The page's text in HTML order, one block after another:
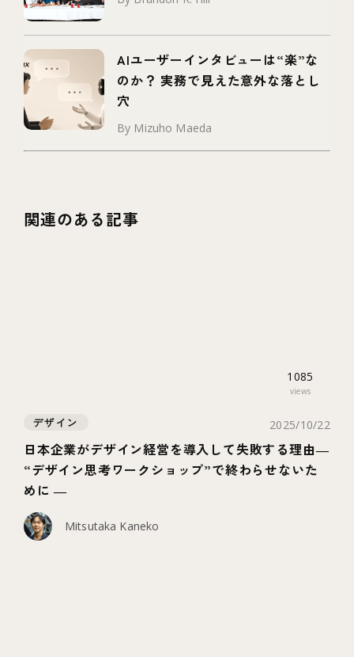
AIユーザーインタビューは“楽”な
のか？ 実務で見えた意外な落とし
穴
By Mizuho Maeda
関連のある記事
1085
views
デザイン 2025/10/22
日本企業がデザイン経営を導入して失敗する理由―
“デザイン思考ワークショップ”で終わらせないた
めに ―
Mitsutaka Kaneko